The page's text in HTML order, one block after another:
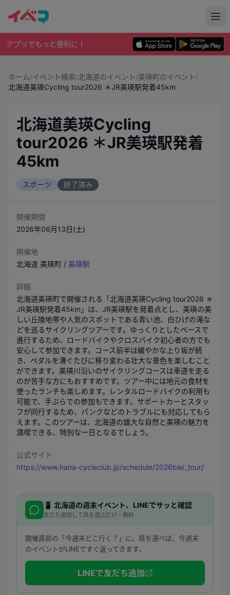
アプリでもっと便利に！
ホーム/イベント検索/北海道のイベント/美瑛町のイベント/
北海道美瑛Cycling tour2026 ＊JR美瑛駅発着45km
北海道美瑛Cycling
tour2026 ＊JR美瑛駅発着
45km
スポーツ 終了済み
開催期間
2026年06月13日(土)
開催地
北海道 美瑛町 / 美瑛駅
詳細
北海道美瑛町で開催される「北海道美瑛Cycling tour2026 ＊
JR美瑛駅発着45km」は、JR美瑛駅を発着点とし、美瑛の美
しい丘陵地帯や人気のスポットである青い池、白ひげの滝な
どを巡るサイクリングツアーです。ゆっくりとしたペースで
進行するため、ロードバイクやクロスバイク初心者の方でも
安心して参加できます。コース前半は緩やかな上り坂が続
き、ペダルを漕ぐたびに移り変わる壮大な景色を楽しむこと
ができます。美瑛川沿いのサイクリングコースは車道を走る
のが苦手な方にもおすすめです。ツアー中には地元の食材を
使ったランチも楽しめます。レンタルロードバイクの利用も
可能で、手ぶらでの参加もできます。サポートカーとスタッ
フが同行するため、パンクなどのトラブルにも対応してもら
えます。このツアーは、北海道の雄大な自然と美瑛の魅力を
満喫できる、特別な一日となるでしょう。
公式サイト
https://www.hana-cycleclub.jp/schedule/2026biei_tour/
📱 北海道の週末イベント、LINEでサッと確認
友だち追加して県を選ぶだけ・無料
開催直前の「今週末どこ行く？」に。県を選べば、今週末
のイベントがLINEですぐ返ってきます。
LINEで友だち追加